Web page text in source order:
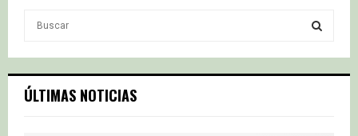
c
h
S
ÚLTIMAS NOTICIAS